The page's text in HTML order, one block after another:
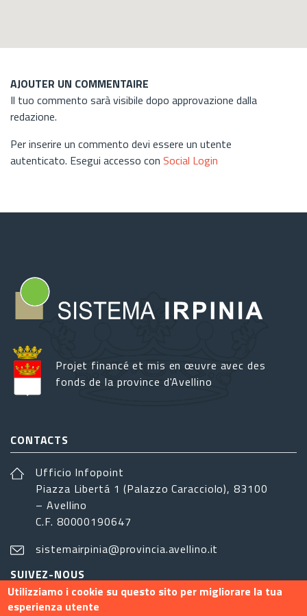
AJOUTER UN COMMENTAIRE
Il tuo commento sarà visibile dopo approvazione dalla
redazione.
Per inserire un commento devi essere un utente
autenticato. Esegui accesso con Social Login
Projet financé et mis en œuvre avec des
fonds de la province d'Avellino
CONTACTS
Ufficio Infopoint
Piazza Libertá 1 (Palazzo Caracciolo), 83100
– Avellino
C.F. 80000190647
sistemairpinia@provincia.avellino.it
SUIVEZ-NOUS
Utilizziamo i cookie su questo sito per migliorare la tua
esperienza utente